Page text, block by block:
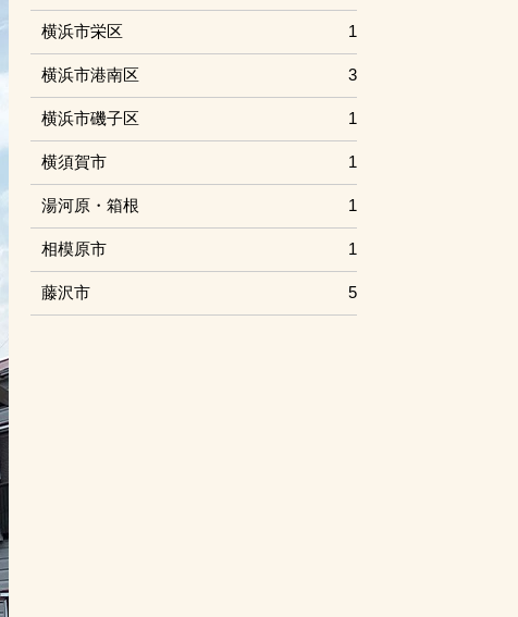
横浜市栄区 1
横浜市港南区 3
横浜市磯子区 1
横須賀市 1
湯河原・箱根 1
相模原市 1
藤沢市 5